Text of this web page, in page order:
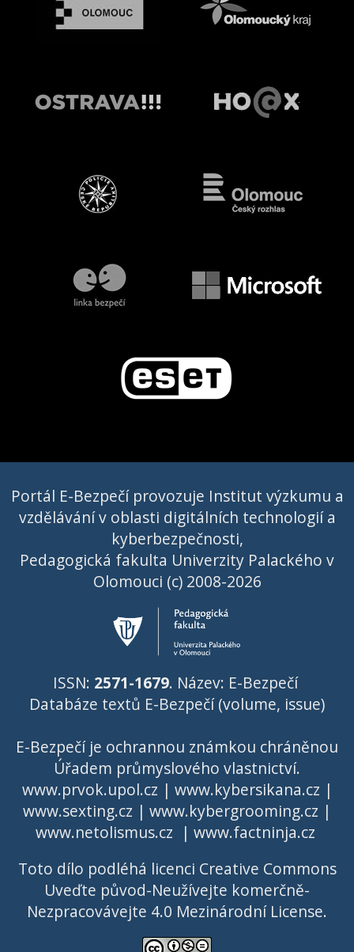
Portál E-Bezpečí provozuje Institut výzkumu a
vzdělávání v oblasti digitálních technologií a
kyberbezpečnosti,
Pedagogická fakulta Univerzity Palackého v
Olomouci (c) 2008-2026
ISSN: 2571-1679. Název: E-Bezpečí
Databáze textů E-Bezpečí (volume, issue)
E-Bezpečí je ochrannou známkou chráněnou
Úřadem průmyslového vlastnictví.
www.prvok.upol.cz | www.kybersikana.cz |
www.sexting.cz | www.kybergrooming.cz |
www.netolismus.cz | www.factninja.cz
Toto dílo podléhá licenci Creative Commons
Uveďte původ-Neužívejte komerčně-
Nezpracovávejte 4.0 Mezinárodní License.